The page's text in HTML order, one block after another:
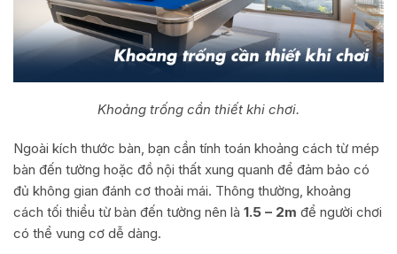
Khoảng trống cần thiết khi chơi.
Ngoài kích thước bàn, bạn cần tính toán khoảng cách từ mép
bàn đến tường hoặc đồ nội thất xung quanh để đảm bảo có
đủ không gian đánh cơ thoải mái. Thông thường, khoảng
cách tối thiểu từ bàn đến tường nên là 1.5 – 2m để người chơi
có thể vung cơ dễ dàng.